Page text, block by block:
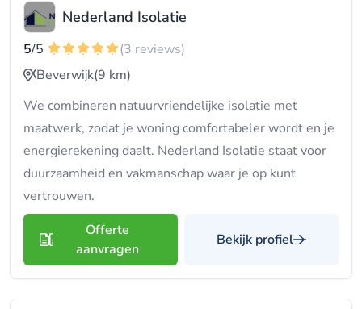
Nederland Isolatie
5/5
(3 reviews)
Beverwijk(9 km)
We combineren natuurvriendelijke isolatie met
maatwerk, zodat je woning comfortabeler wordt en je
energierekening daalt. Nederland Isolatie staat voor
duurzaamheid en vakmanschap waar je op kunt
vertrouwen.
Offerte
aanvragen
Bekijk profiel